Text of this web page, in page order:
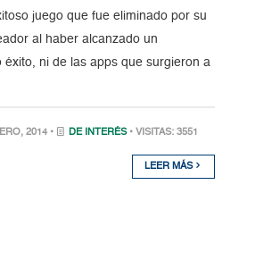
juego que fue eliminado por su
al haber alcanzado un
éxito, ni de las apps que surgieron a
2014 • DE INTERÉS • VISITAS: 3551
LEER MÁS